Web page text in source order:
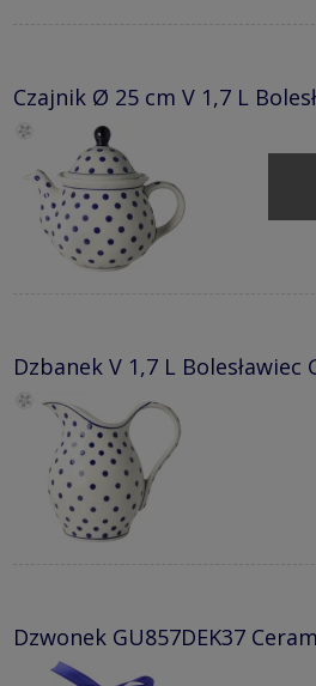
Czajnik Ø 25 cm V 1,7 L
Dzbanek V 1,7 L Bolesławiec
Dzwonek GU857DEK37